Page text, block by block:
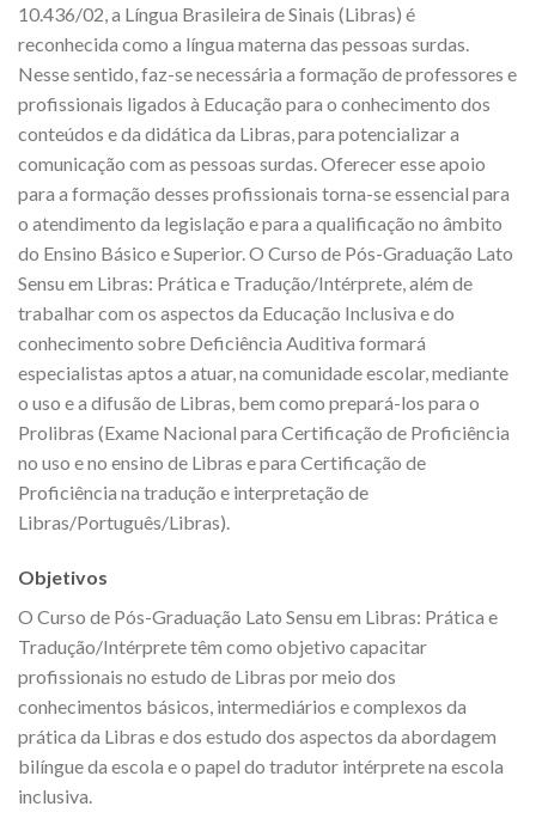
10.436/02, a Língua Brasileira de Sinais (Libras) é
reconhecida como a língua materna das pessoas surdas.
Nesse sentido, faz-se necessária a formação de professores e
profissionais ligados à Educação para o conhecimento dos
conteúdos e da didática da Libras, para potencializar a
comunicação com as pessoas surdas. Oferecer esse apoio
para a formação desses profissionais torna-se essencial para
o atendimento da legislação e para a qualificação no âmbito
do Ensino Básico e Superior. O Curso de Pós-Graduação Lato
Sensu em Libras: Prática e Tradução/Intérprete, além de
trabalhar com os aspectos da Educação Inclusiva e do
conhecimento sobre Deficiência Auditiva formará
especialistas aptos a atuar, na comunidade escolar, mediante
o uso e a difusão de Libras, bem como prepará-los para o
Prolibras (Exame Nacional para Certificação de Proficiência
no uso e no ensino de Libras e para Certificação de
Proficiência na tradução e interpretação de
Libras/Português/Libras).
Objetivos
O Curso de Pós-Graduação Lato Sensu em Libras: Prática e
Tradução/Intérprete têm como objetivo capacitar
profissionais no estudo de Libras por meio dos
conhecimentos básicos, intermediários e complexos da
prática da Libras e dos estudo dos aspectos da abordagem
bilíngue da escola e o papel do tradutor intérprete na escola
inclusiva.